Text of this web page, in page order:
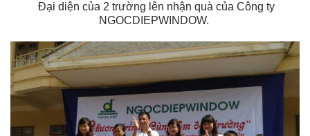
Đại diện của 2 trường lên nhận quà của Công ty
NGOCDIEPWINDOW.